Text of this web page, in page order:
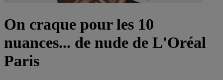
On craque pour les 10
nuances... de nude de L'Oréal
Paris